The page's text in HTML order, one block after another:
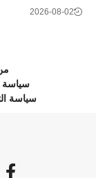
2026-08-02
سياسة
سياسة